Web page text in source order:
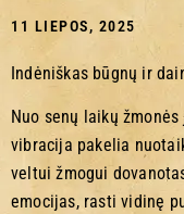
11 LIEPOS, 2025
Indėniškas būgnų ir
Nuo senų laikų
vibracija pakelia
veltui žmogui
emocijas, rasti vidinę